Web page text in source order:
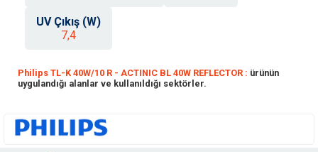
UV Çıkış (W)
7,4
Philips TL-K 40W/10 R - ACTINIC BL 40W REFLECTOR : ürünün
uygulandığı alanlar ve kullanıldığı sektörler.